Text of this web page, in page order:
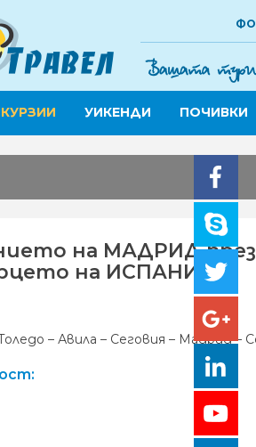
УИКЕНДИ ПОЧИВКИ
на МАДРИД през
на ИСПАНИЯ
– Авила – Сеговия – Мадрид –